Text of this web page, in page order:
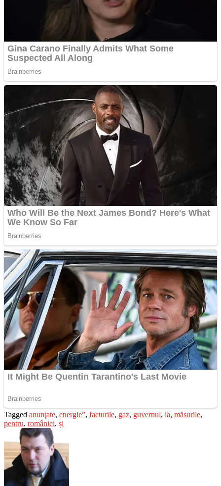
Tagged anunţate, energie”, facturile, gaz, guvernul, la, măsurile,
pentru, româniei, și